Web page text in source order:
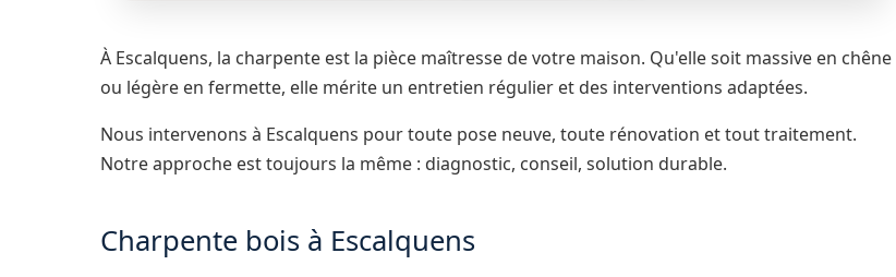
À Escalquens, la charpente est la pièce maîtresse de votre maison. Qu'elle soit massive en chêne
ou légère en fermette, elle mérite un entretien régulier et des interventions adaptées.
Nous intervenons à Escalquens pour toute pose neuve, toute rénovation et tout traitement.
Notre approche est toujours la même : diagnostic, conseil, solution durable.
Charpente bois à Escalquens